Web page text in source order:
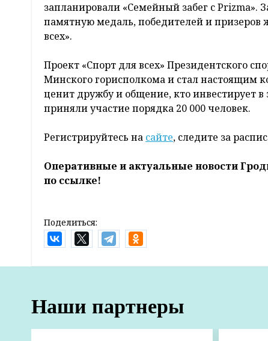
запланировали «Семейный забег с Prizma».
памятную медаль, победителей и призеров
всех».
Проект «Спорт для всех» Президентского
Минского горисполкома и стал настоящим
ценит дружбу и общение, кто инвестирует в
приняли участие порядка 20 000 человек.
Регистрируйтесь на сайте, следите за
Оперативные и актуальные новости
по ссылке!
Поделиться:
Комфортная среда и кадры для